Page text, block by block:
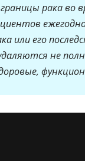
рака во
или его
не